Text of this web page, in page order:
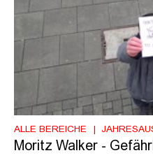
ALLE BEREICHE
Moritz Walker -